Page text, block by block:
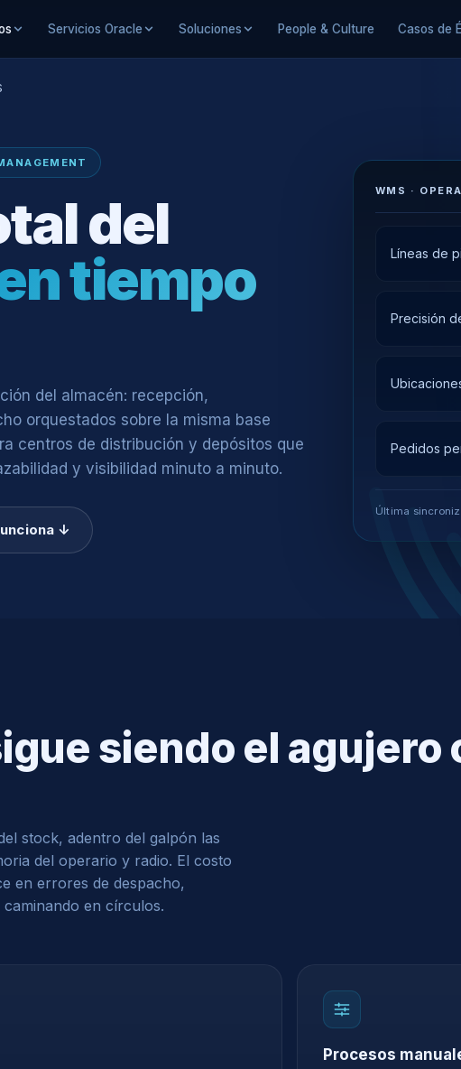
Servicios Oracle Soluciones People & Culture Casos de
del
tiempo
del almacén: recepción,
orquestados sobre la misma base
centros de distribución y depósitos que
y visibilidad minuto a minuto.
↓
WMS ·
Líneas de
Precisión
Pedidos
Última
siendo el agujero
stock, adentro del galpón las
del operario y radio. El costo
en errores de despacho,
en círculos.
Procesos